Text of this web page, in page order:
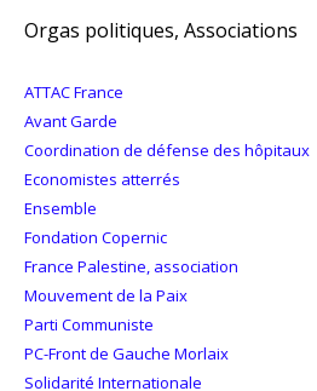
Orgas politiques, Associations
ATTAC France
Avant Garde
Coordination de défense des hôpitaux
Economistes atterrés
Ensemble
Fondation Copernic
France Palestine, association
Mouvement de la Paix
Parti Communiste
PC-Front de Gauche Morlaix
Solidarité Internationale